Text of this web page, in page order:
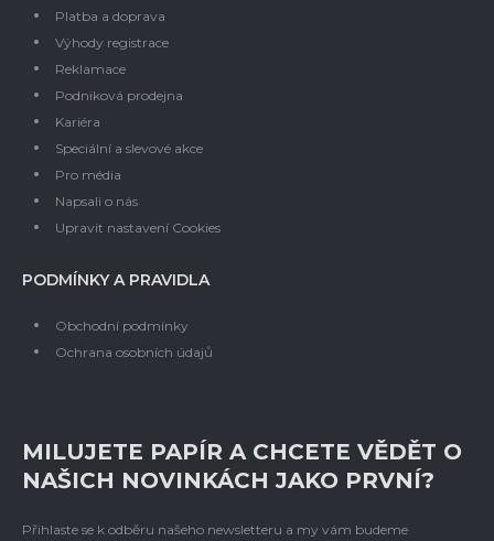
Platba a doprava
Výhody registrace
Reklamace
Podniková prodejna
Kariéra
Speciální a slevové akce
Pro média
Napsali o nás
Upravit nastavení Cookies
PODMÍNKY A PRAVIDLA
Obchodní podmínky
Ochrana osobních údajů
MILUJETE PAPÍR A CHCETE VĚDĚT O
NAŠICH NOVINKÁCH JAKO PRVNÍ?
Přihlaste se k odběru našeho newsletteru a my vám budeme